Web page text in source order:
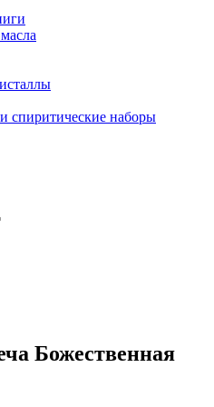
спиритические наборы
Божественная